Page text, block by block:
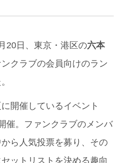
20日、東京・港区の六本
クラブの会員向けのラン
開催しているイベント
催。ファンクラブのメンバ
ら人気投票を募り、その
ットリストを決める趣向